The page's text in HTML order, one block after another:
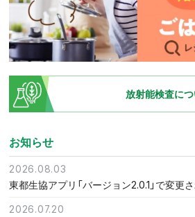
放射能検査に
お知らせ
2026.08.03
東都生協アプリ「バージョン2.0.1」で変更
2026.07.20